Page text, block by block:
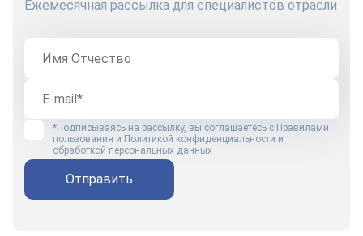
Ежемесячная рассылка для специалистов отрасли
*Подписываясь на рассылку, вы соглашаетесь с Правилами
пользования и Политикой конфиденциальности и
обработкой персональных данных
Отправить